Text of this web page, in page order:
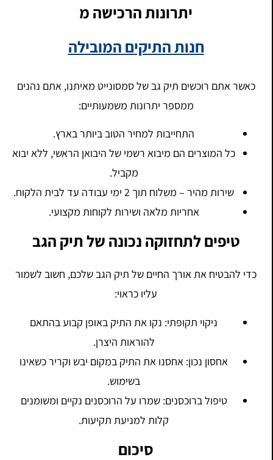
יתרונות הרכישה מ
חנות התיקים המובילה
כאשר אתם רוכשים תיק גב של סמסונייט מאיתנו, אתם נהנים
ממספר יתרונות משמעותיים:
התחייבות למחיר הטוב ביותר בארץ.
כל המוצרים הם מיבוא רשמי של היבואן הראשי, ללא יבוא
מקביל.
שירות מהיר – משלוח תוך 2 ימי עבודה עד לבית הלקוח.
אחריות מלאה ושירות לקוחות מקצועי.
טיפים לתחזוקה נכונה של תיק הגב
כדי להבטיח את אורך החיים של תיק הגב שלכם, חשוב לשמור
עליו כראוי:
ניקוי תקופתי: נקו את התיק באופן קבוע בהתאם
להוראות היצרן.
אחסון נכון: אחסנו את התיק במקום יבש וקריר כשאינו
בשימוש.
טיפול ברוכסנים: שמרו על הרוכסנים נקיים ומשומנים
קלות למניעת תקיעות.
סיכום